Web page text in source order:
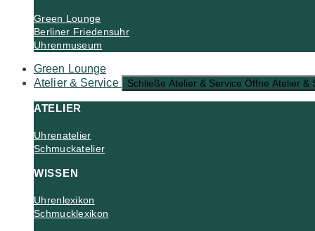
Green Lounge
Berliner Friedensuhr
Uhrenmuseum
Green Lounge
Atelier & Service
Schließe Atelier & Service Öffne Atelier &
ATELIER
Uhrenatelier
Schmuckatelier
WISSEN
Uhrenlexikon
Schmucklexikon